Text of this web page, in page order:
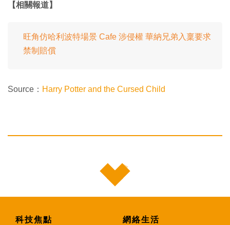
【相關報道】
旺角仿哈利波特場景 Cafe 涉侵權 華納兄弟入稟要求
禁制賠償
Source： Harry Potter and the Cursed Child
科技焦點 網絡生活